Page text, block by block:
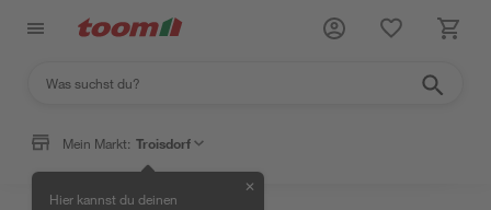
Mein Markt: Troisdorf
Hier kannst du deinen
✕